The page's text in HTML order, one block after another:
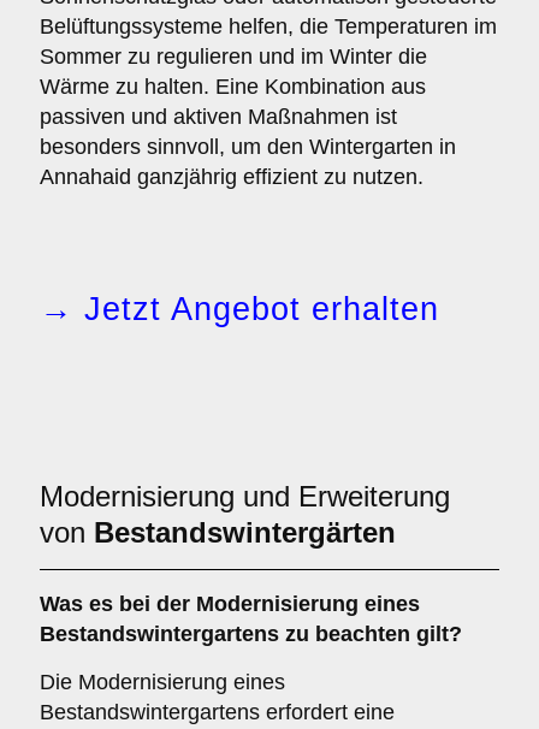
Belüftungssysteme helfen, die Temperaturen im
Sommer zu regulieren und im Winter die
Wärme zu halten. Eine Kombination aus
passiven und aktiven Maßnahmen ist
besonders sinnvoll, um den Wintergarten in
Annahaid ganzjährig effizient zu nutzen.
→ Jetzt Angebot erhalten
Modernisierung und Erweiterung
von Bestandswintergärten
Was es bei der Modernisierung eines
Bestandswintergartens zu beachten gilt?
Die Modernisierung eines
Bestandswintergartens erfordert eine